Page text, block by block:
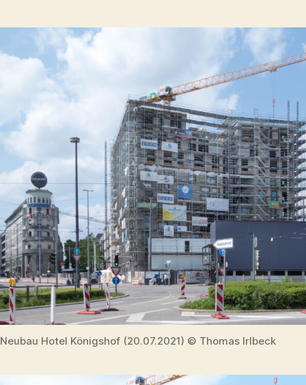
Neubau Hotel Königshof (20.07.2021) © Thomas Irlbeck